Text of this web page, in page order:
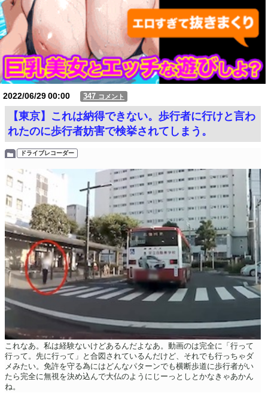
2022/06/2900:00 347 コメント
【東京】これは納得できない。歩行者に行けと言わ
れたのに歩行者妨害で検挙されてしまう。
ドライブレコーダー
これなあ。私は経験ないけどあるんだよなあ。動画のは完全に「行って
行って。先に行って」と合図されているんだけど、それでも行っちゃダ
メみたい。免許を守る為にはどんなパターンでも横断歩道に歩行者がい
たら完全に無視を決め込んで大仏のようにじーっとしとかなきゃあかん
ね。